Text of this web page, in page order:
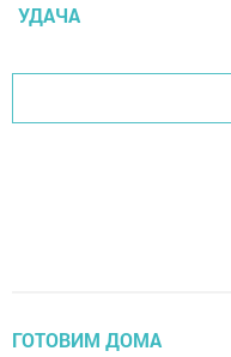
УДАЧА
ГОТОВИМ ДОМА